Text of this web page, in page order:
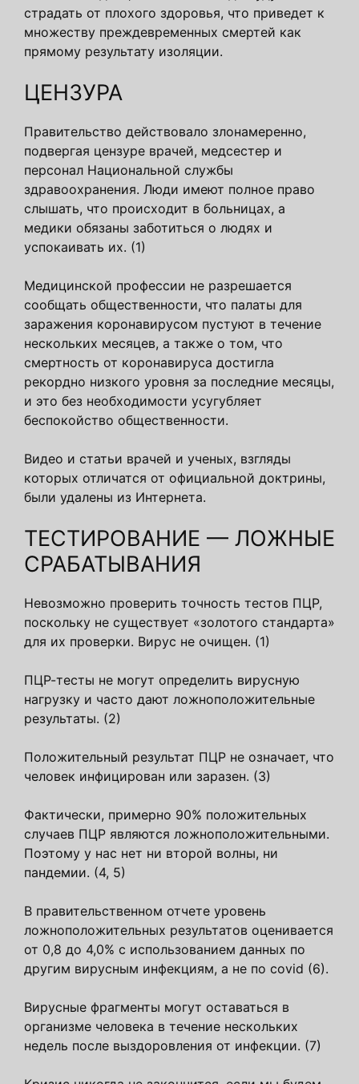
страдать от плохого здоровья, что приведет к
множеству преждевременных смертей как
прямому результату изоляции.
ЦЕНЗУРА
Правительство действовало злонамеренно,
подвергая цензуре врачей, медсестер и
персонал Национальной службы
здравоохранения. Люди имеют полное право
слышать, что происходит в больницах, а
медики обязаны заботиться о людях и
успокаивать их. (1)
Медицинской профессии не разрешается
сообщать общественности, что палаты для
заражения коронавирусом пустуют в течение
нескольких месяцев, а также о том, что
смертность от коронавируса достигла
рекордно низкого уровня за последние месяцы,
и это без необходимости усугубляет
беспокойство общественности.
Видео и статьи врачей и ученых, взгляды
которых отличатся от официальной доктрины,
были удалены из Интернета.
ТЕСТИРОВАНИЕ — ЛОЖНЫЕ
СРАБАТЫВАНИЯ
Невозможно проверить точность тестов ПЦР,
поскольку не существует «золотого стандарта»
для их проверки. Вирус не очищен. (1)
ПЦР-тесты не могут определить вирусную
нагрузку и часто дают ложноположительные
результаты. (2)
Положительный результат ПЦР не означает, что
человек инфицирован или заразен. (3)
Фактически, примерно 90% положительных
случаев ПЦР являются ложноположительными.
Поэтому у нас нет ни второй волны, ни
пандемии. (4, 5)
В правительственном отчете уровень
ложноположительных результатов оценивается
от 0,8 до 4,0% с использованием данных по
другим вирусным инфекциям, а не по covid (6).
Вирусные фрагменты могут оставаться в
организме человека в течение нескольких
недель после выздоровления от инфекции. (7)